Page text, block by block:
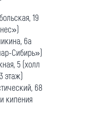
19
6а
Сибирь»)
5 (холл
этаж)
68
кипения